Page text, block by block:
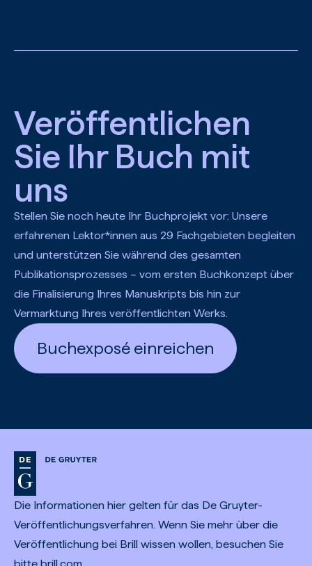
Veröffentlichen
Sie Ihr Buch mit
uns
Stellen Sie noch heute Ihr Buchprojekt vor: Unsere
erfahrenen Lektor*innen aus 29 Fachgebieten begleiten
und unterstützen Sie während des gesamten
Publikationsprozesses – vom ersten Buchkonzept über
die Finalisierung Ihres Manuskripts bis hin zur
Vermarktung Ihres veröffentlichten Werks.
Buchexposé einreichen
Die Informationen hier gelten für das De Gruyter-
Veröffentlichungsverfahren. Wenn Sie mehr über die
Veröffentlichung bei Brill wissen wollen, besuchen Sie